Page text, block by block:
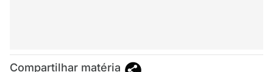
Compartilhar matéria